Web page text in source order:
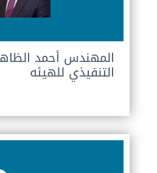
المهندس أحمد
التنفيذي للهيئه